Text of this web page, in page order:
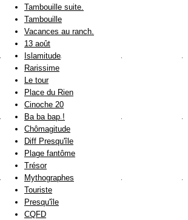
Tambouille suite.
Tambouille
Vacances au ranch.
13 août
Islamitude
Rarissime
Le tour
Place du Rien
Cinoche 20
Ba ba bap !
Chômagitude
Diff Presqu'île
Plage fantôme
Trésor
Mythographes
Touriste
Presqu'île
CQFD